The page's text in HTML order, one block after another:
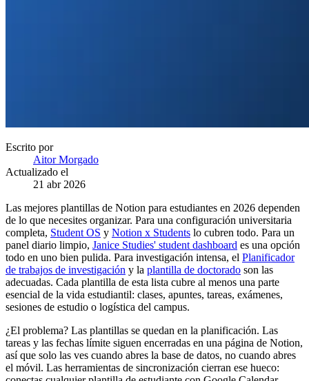
Escrito por
Aitor Morgado
Actualizado el
21 abr 2026
Las mejores plantillas de Notion para estudiantes en 2026 dependen
de lo que necesites organizar. Para una configuración universitaria
completa, Student OS y Notion x Students lo cubren todo. Para un
panel diario limpio, Janice Studies' student dashboard es una opción
todo en uno bien pulida. Para investigación intensa, el Planificador
de trabajos de investigación y la plantilla de doctorado son las
adecuadas. Cada plantilla de esta lista cubre al menos una parte
esencial de la vida estudiantil: clases, apuntes, tareas, exámenes,
sesiones de estudio o logística del campus.
¿El problema? Las plantillas se quedan en la planificación. Las
tareas y las fechas límite siguen encerradas en una página de Notion,
así que solo las ves cuando abres la base de datos, no cuando abres
el móvil. Las herramientas de sincronización cierran ese hueco: